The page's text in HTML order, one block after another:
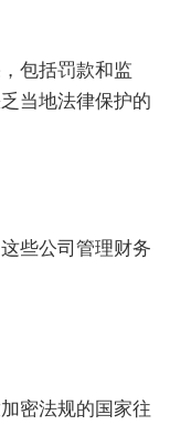
包括罚款和监
当地法律保护的
些公司管理财务
密法规的国家往